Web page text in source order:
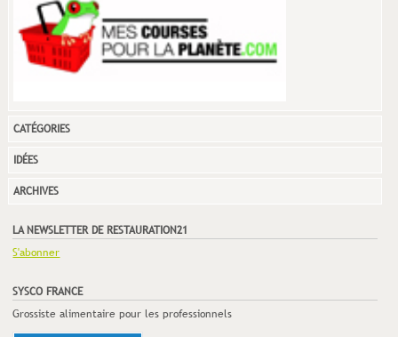
CATÉGORIES
IDÉES
ARCHIVES
LA NEWSLETTER DE RESTAURATION21
S'abonner
SYSCO FRANCE
Grossiste alimentaire pour les professionnels